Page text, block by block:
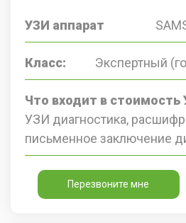
УЗИ аппарат
Класс: Экспертный
Что входит в стоимость
УЗИ диагностика,
письменное заключение
Перезвоните мне